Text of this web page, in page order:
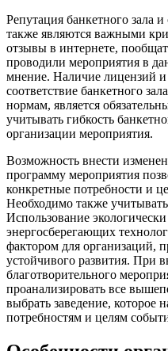
Репутация банкетного зала
также являются важными
отзывы в интернете,
проводили мероприятия в
мнение. Наличие лицензий
соответствие банкетного
нормам, является
учитывать гибкость
организации мероприятия.
Возможность внести
программу мероприятия
конкретные потребности и
Необходимо также
Использование
энергосберегающих
фактором для организаций,
устойчивого развития. При
благотворительного
проанализировать все
выбрать заведение, которое
потребностям и целям